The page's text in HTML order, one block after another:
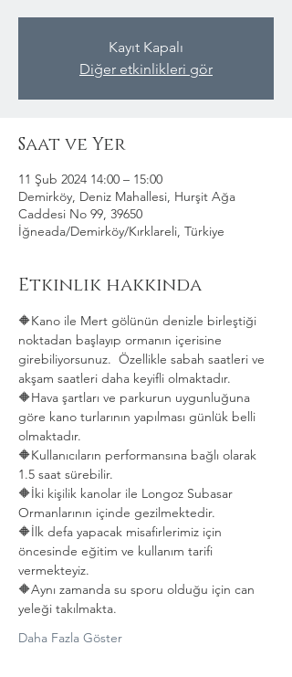
Kayıt Kapalı
Diğer etkinlikleri gör
Saat ve Yer
11 Şub 2024 14:00 – 15:00
Demirköy, Deniz Mahallesi, Hurşit Ağa
Caddesi No 99, 39650
İğneada/Demirköy/Kırklareli, Türkiye
Etkinlik hakkında
🔶️Kano ile Mert gölünün denizle birleştiği
noktadan başlayıp ormanın içerisine
girebiliyorsunuz.  Özellikle sabah saatleri ve
akşam saatleri daha keyifli olmaktadır.
🔶️Hava şartları ve parkurun uygunluğuna
göre kano turlarının yapılması günlük belli
olmaktadır.
🔶️Kullanıcıların performansına bağlı olarak
1.5 saat sürebilir.
🔶️İki kişilik kanolar ile Longoz Subasar
Ormanlarının içinde gezilmektedir.
🔶️İlk defa yapacak misafirlerimiz için
öncesinde eğitim ve kullanım tarifi
vermekteyiz.
🔶️Aynı zamanda su sporu olduğu için can
yeleği takılmakta.
Daha Fazla Göster